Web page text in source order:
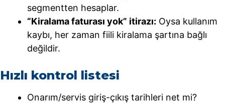
segmentten hesaplar.
“Kiralama faturası yok” itirazı: Oysa kullanım
kaybı, her zaman fiili kiralama şartına bağlı
değildir.
Hızlı kontrol listesi
Onarım/servis giriş-çıkış tarihleri net mi?